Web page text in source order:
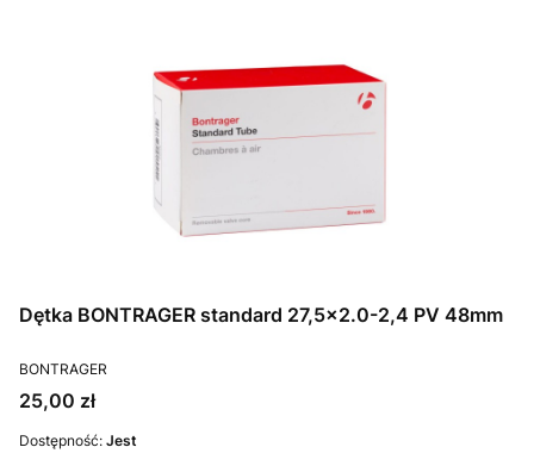
Dętka BONTRAGER standard 27,5x2.0-2,4 PV 48mm
PRODUCENT
BONTRAGER
Cena
25,00 zł
Dostępność: Jest